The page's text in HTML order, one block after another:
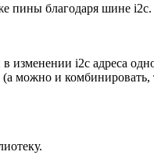
пины благодаря шине i2c.
изменении i2c адреса
можно и